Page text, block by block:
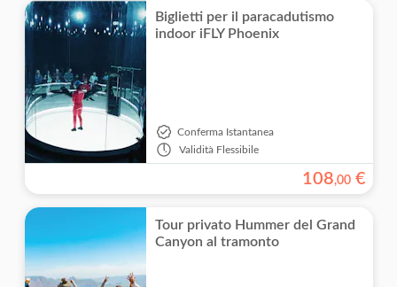
Biglietti per il paracadutismo
indoor iFLY Phoenix
Conferma Istantanea
Validità Flessibile
108,00 €
Tour privato Hummer del Grand
Canyon al tramonto